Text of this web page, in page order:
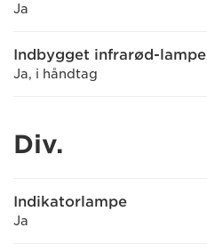
Ja
Indbygget infrarød-lampe
Ja, i håndtag
Div.
Indikatorlampe
Ja